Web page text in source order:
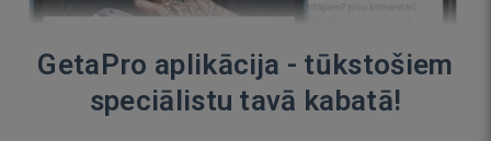
GetaPro aplikācija - tūkstošiem
speciālistu tavā kabatā!